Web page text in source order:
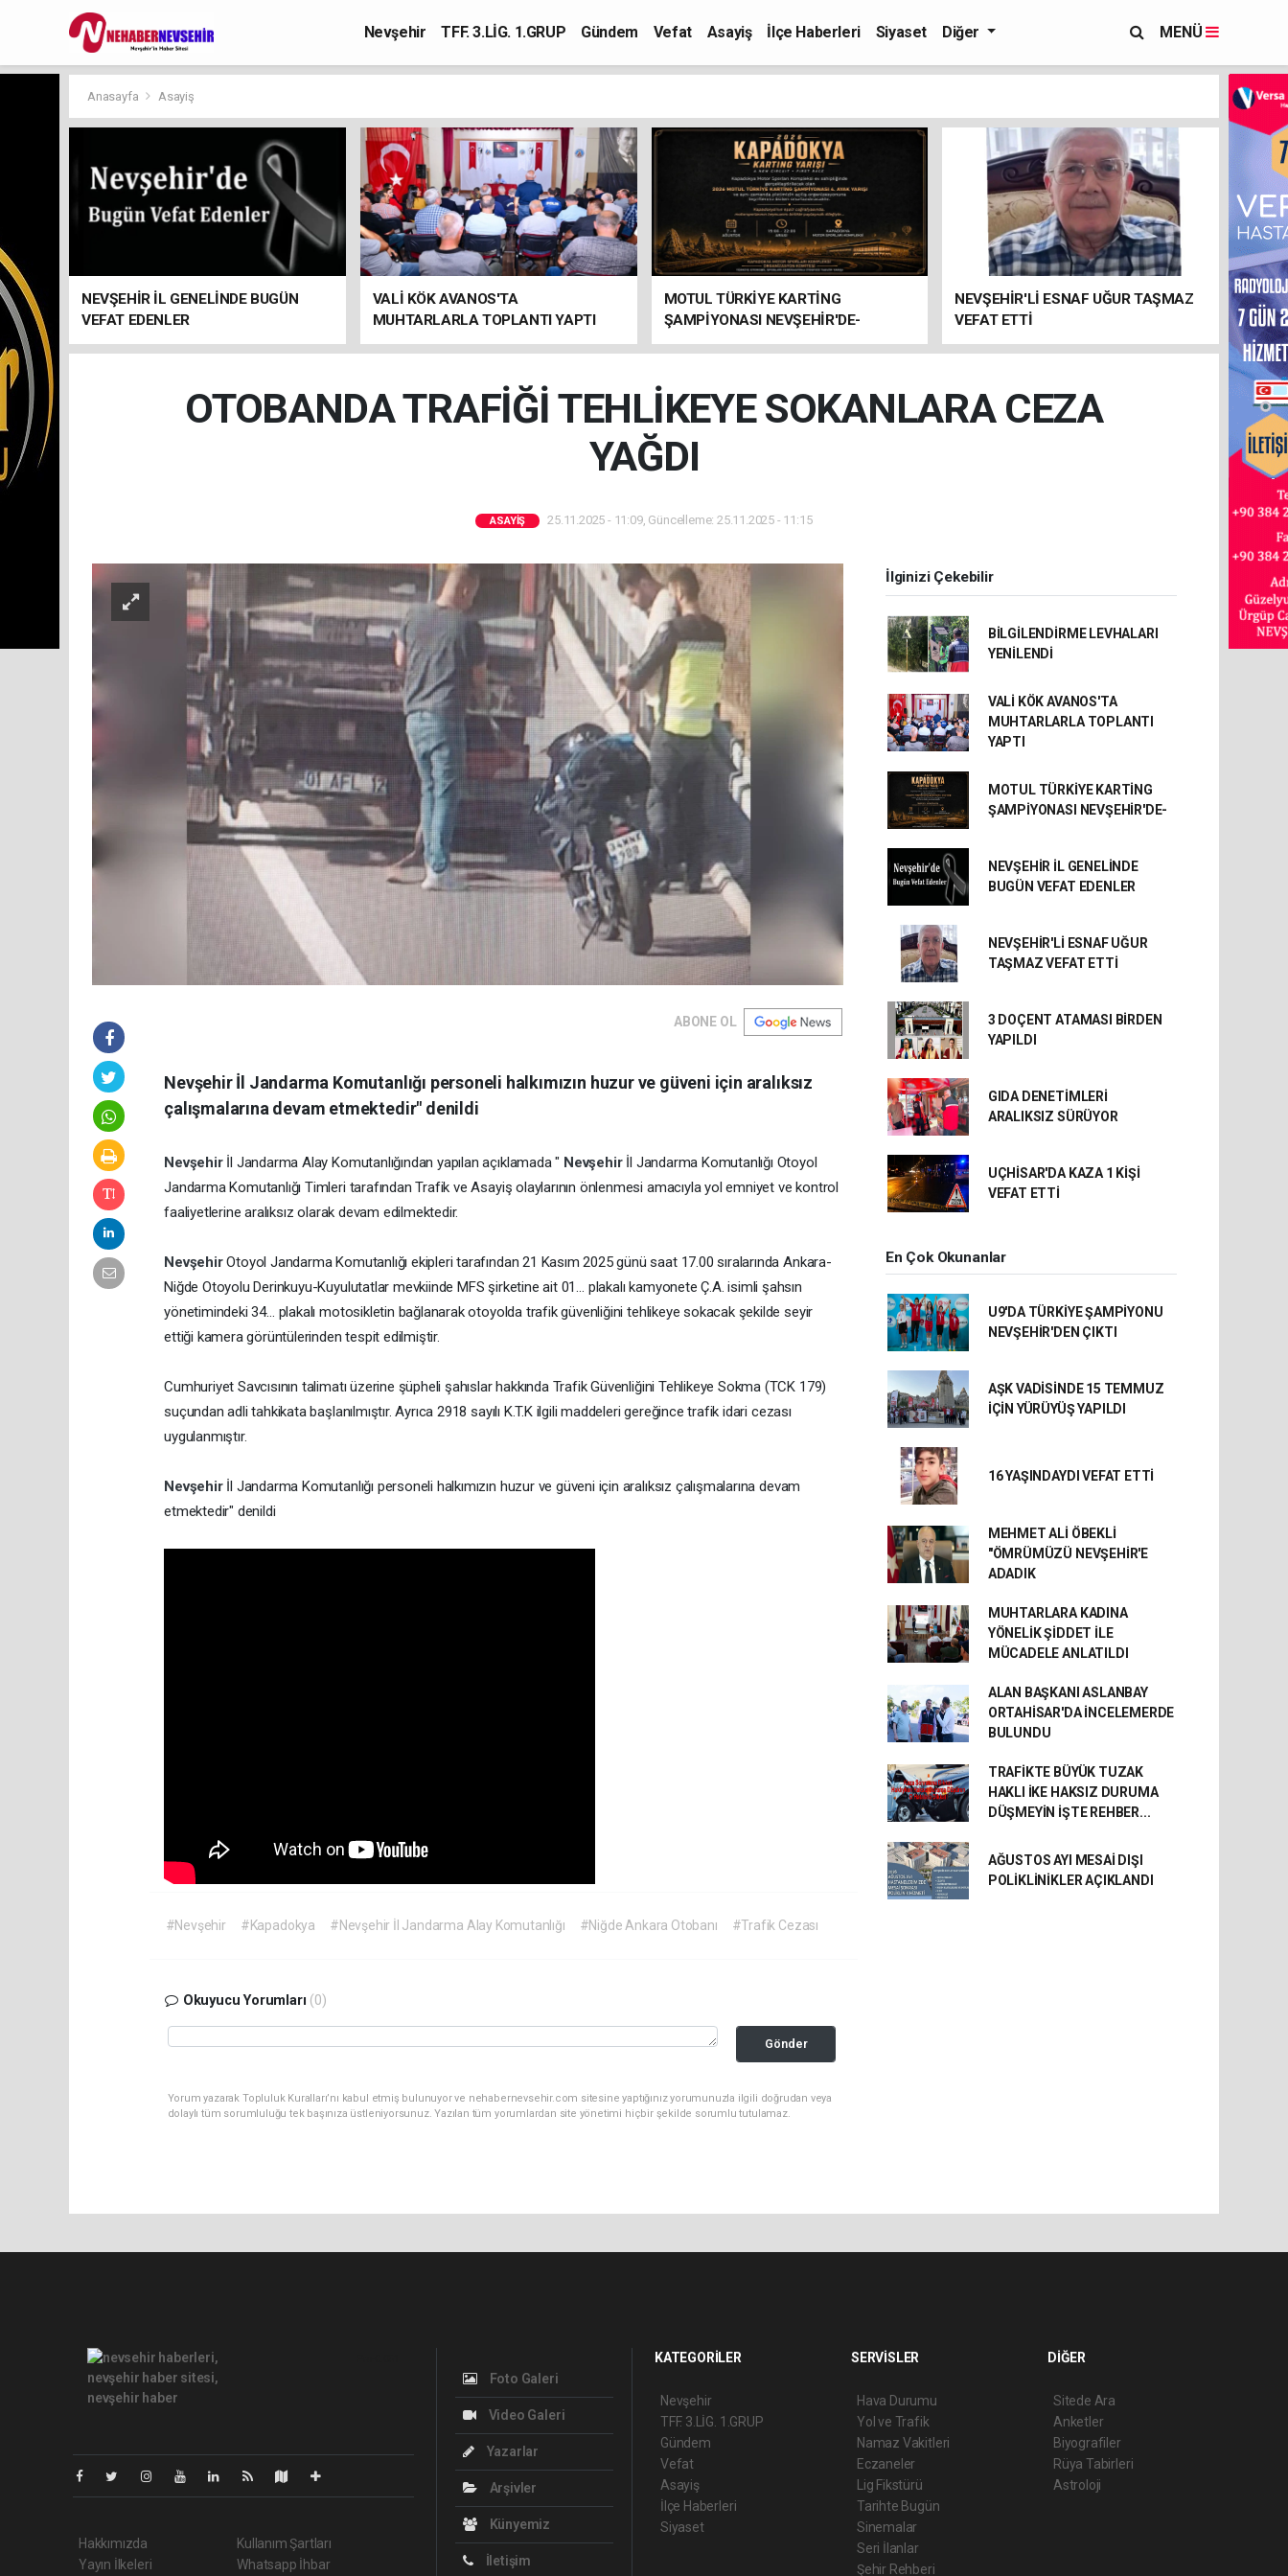
Nevşehir TFF. 3.LİG. 1.GRUP Gündem Vefat Asayiş İlçe Haberleri Siyaset Diğer MENÜ
Anasayfa Asayiş
NEVŞEHİR İL GENELİNDE BUGÜN
VEFAT EDENLER
VALİ KÖK AVANOS'TA
MUHTARLARLA TOPLANTI YAPTI
MOTUL TÜRKİYE KARTİNG
ŞAMPİYONASI NEVŞEHİR'DE-
NEVŞEHİR'Lİ ESNAF UĞUR TAŞMAZ
VEFAT ETTİ
OTOBANDA TRAFİĞİ TEHLİKEYE SOKANLARA CEZA
YAĞDI
ASAYIŞ 25.11.2025 - 11:09, Güncelleme: 25.11.2025 - 11:15
ABONE OL
Nevşehir İl Jandarma Komutanlığı personeli halkımızın huzur ve güveni için aralıksız
çalışmalarına devam etmektedir" denildi
Nevşehir İl Jandarma Alay Komutanlığından yapılan açıklamada " Nevşehir İl Jandarma Komutanlığı Otoyol
Jandarma Komutanlığı Timleri tarafından Trafik ve Asayiş olaylarının önlenmesi amacıyla yol emniyet ve kontrol
faaliyetlerine aralıksız olarak devam edilmektedir.
NevşehirOtoyol Jandarma Komutanlığı ekipleri tarafından 21 Kasım 2025 günü saat 17.00 sıralarında Ankara-
Niğde Otoyolu Derinkuyu-Kuyulutatlar mevkiinde MFS şirketine ait 01… plakalı kamyonete Ç.A. isimli şahsın
yönetimindeki 34… plakalı motosikletin bağlanarak otoyolda trafik güvenliğini tehlikeye sokacak şekilde seyir
ettiği kamera görüntülerinden tespit edilmiştir.
Cumhuriyet Savcısının talimatı üzerine şüpheli şahıslar hakkında Trafik Güvenliğini Tehlikeye Sokma (TCK 179)
suçundan adli tahkikata başlanılmıştır. Ayrıca 2918 sayılı K.T.K ilgili maddeleri gereğince trafik idari cezası
uygulanmıştır.
Nevşehir İl Jandarma Komutanlığı personeli halkımızın huzur ve güveni için aralıksız çalışmalarına devam
etmektedir" denildi
#Nevşehir #Kapadokya #Nevşehir İl Jandarma Alay Komutanlığı #Niğde Ankara Otobanı #Trafik Cezası
Okuyucu Yorumları (0)
Gönder
Yorum yazarak Topluluk Kuralları’nı kabul etmiş bulunuyor ve nehabernevsehir.com sitesine yaptığınız yorumunuzla ilgili doğrudan veya
dolaylı tüm sorumluluğu tek başınıza üstleniyorsunuz. Yazılan tüm yorumlardan site yönetimi hiçbir şekilde sorumlu tutulamaz.
İlginizi Çekebilir
BİLGİLENDİRME LEVHALARI
YENİLENDİ
VALİ KÖK AVANOS'TA
MUHTARLARLA TOPLANTI
YAPTI
MOTUL TÜRKİYE KARTİNG
ŞAMPİYONASI NEVŞEHİR'DE-
NEVŞEHİR İL GENELİNDE
BUGÜN VEFAT EDENLER
NEVŞEHİR'Lİ ESNAF UĞUR
TAŞMAZ VEFAT ETTİ
3 DOÇENT ATAMASI BİRDEN
YAPILDI
GIDA DENETİMLERİ
ARALIKSIZ SÜRÜYOR
UÇHİSAR'DA KAZA 1 KİŞİ
VEFAT ETTİ
En Çok Okunanlar
U9'DA TÜRKİYE ŞAMPİYONU
NEVŞEHİR'DEN ÇIKTI
AŞK VADİSİNDE 15 TEMMUZ
İÇİN YÜRÜYÜŞ YAPILDI
16 YAŞINDAYDI VEFAT ETTİ
MEHMET ALİ ÖBEKLİ
"ÖMRÜMÜZÜ NEVŞEHİR'E
ADADIK
MUHTARLARA KADINA
YÖNELİK ŞİDDET İLE
MÜCADELE ANLATILDI
ALAN BAŞKANI ASLANBAY
ORTAHİSAR'DA İNCELEMERDE
BULUNDU
TRAFİKTE BÜYÜK TUZAK
HAKLI İKE HAKSIZ DURUMA
DÜŞMEYİN İŞTE REHBER...
AĞUSTOS AYI MESAİ DIŞI
POLİKLİNİKLER AÇIKLANDI
Hakkımızda
Yayın İlkeleri
Kullanım Şartları
Whatsapp İhbar
Foto Galeri
Video Galeri
Yazarlar
Arşivler
Künyemiz
İletişim
KATEGORİLER
Nevşehir
TFF. 3.LİG. 1.GRUP
Gündem
Vefat
Asayiş
İlçe Haberleri
Siyaset
SERVİSLER
Hava Durumu
Yol ve Trafik
Namaz Vakitleri
Eczaneler
Lig Fikstürü
Tarihte Bugün
Sinemalar
Seri İlanlar
Şehir Rehberi
DİĞER
Sitede Ara
Anketler
Biyografiler
Rüya Tabirleri
Astroloji